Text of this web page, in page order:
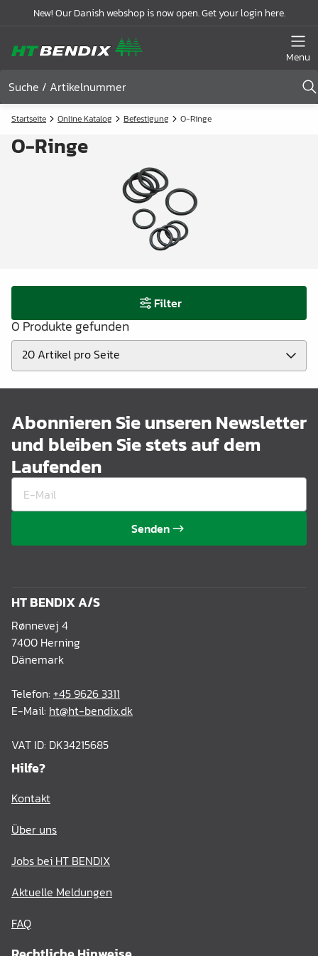
New! Our Danish webshop is now open. Get your login here.
Menu
Startseite Online Katalog Befestigung O-Ringe
O-Ringe
Filter
0 Produkte gefunden
Abonnieren Sie unseren Newsletter
und bleiben Sie stets auf dem
Laufenden
Senden
HT BENDIX A/S
Rønnevej 4
7400 Herning
Dänemark
Telefon: +45 9626 3311
E-Mail: ht@ht-bendix.dk
VAT ID: DK34215685
Hilfe?
Kontakt
Über uns
Jobs bei HT BENDIX
Aktuelle Meldungen
FAQ